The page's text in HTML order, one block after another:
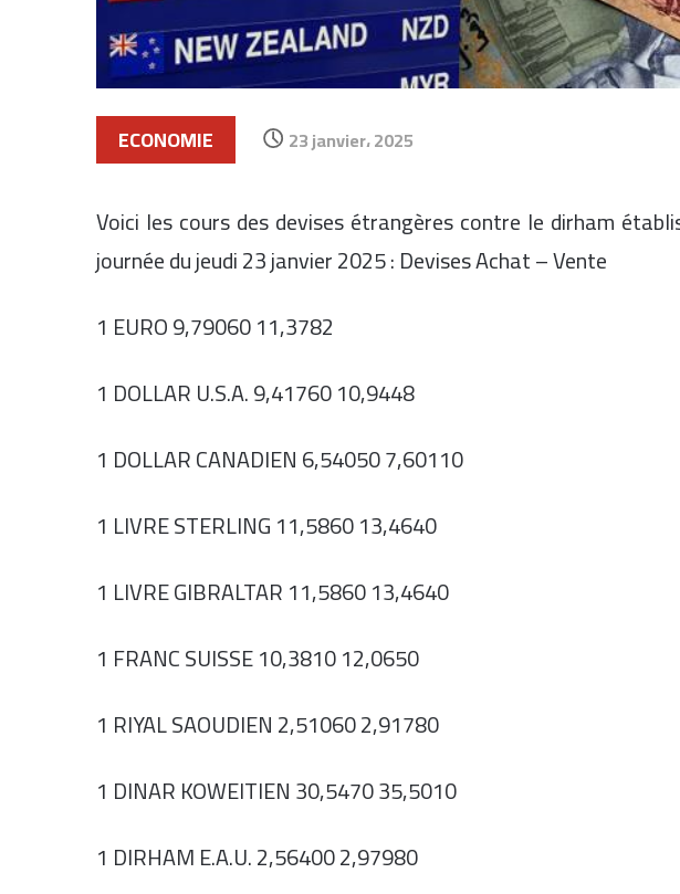
ECONOMIE 23 janvier، 2025
Voici les cours des devises étrangères contre le dirham
journée du jeudi 23 janvier 2025 : Devises Achat – Vente
1 EURO 9,79060 11,3782
1 DOLLAR U.S.A. 9,41760 10,9448
1 DOLLAR CANADIEN 6,54050 7,60110
1 LIVRE STERLING 11,5860 13,4640
1 LIVRE GIBRALTAR 11,5860 13,4640
1 FRANC SUISSE 10,3810 12,0650
1 RIYAL SAOUDIEN 2,51060 2,91780
1 DINAR KOWEITIEN 30,5470 35,5010
1 DIRHAM E.A.U. 2,56400 2,97980